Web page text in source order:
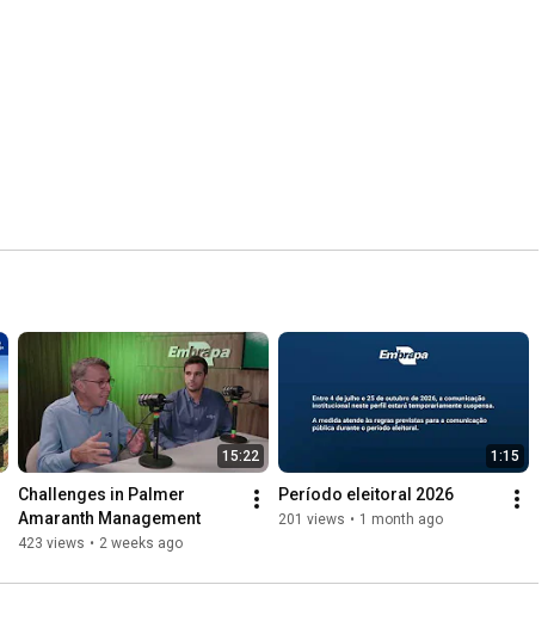
15:22
Challenges in Palmer
Amaranth Management
423 views • 2 weeks ago
1:15
Período eleitoral 2026
201 views • 1 month ago